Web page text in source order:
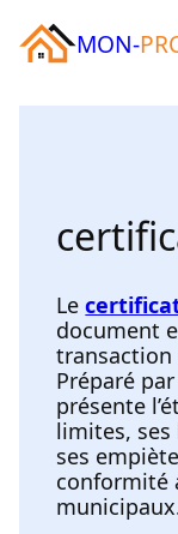
MON-
Le
document
transaction
Préparé
présente
limites,
ses
conformité